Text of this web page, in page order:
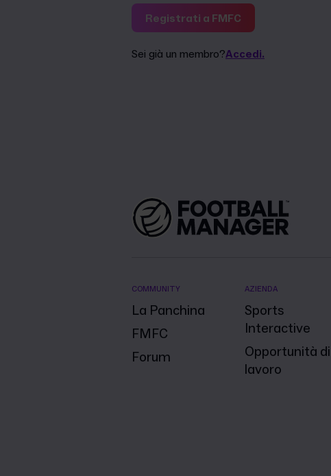
Registrati a FMFC
Sei già un membro?Accedi.
COMMUNITY
La Panchina
FMFC
Forum
AZIENDA
Sports
Interactive
Opportunità di
lavoro